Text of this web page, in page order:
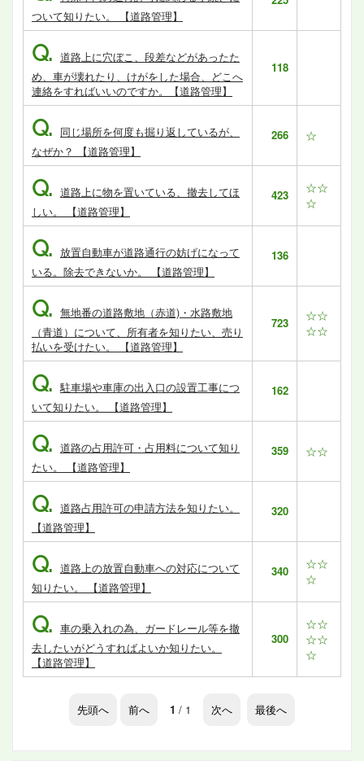
ついて知りたい。 【道路管理】
Q. 道路上に穴ぼこ、段差などがあったた
め、車が壊れたり、けがをした場合、どこへ
連絡をすればいいのですか。【道路管理】
118
Q. 同じ場所を何度も掘り返しているが、
なぜか？ 【道路管理】
266 ☆
Q. 道路上に物を置いている、撤去してほ
しい。 【道路管理】
423
☆☆
☆
Q. 放置自動車が道路通行の妨げになって
いる。除去できないか。 【道路管理】
136
Q. 無地番の道路敷地（赤道)・水路敷地
（青道）について、所有者を知りたい、売り
払いを受けたい。 【道路管理】
723
☆☆
☆☆
Q. 駐車場や車庫の出入口の設置工事につ
いて知りたい。 【道路管理】
162
Q. 道路の占用許可・占用料について知り
たい。 【道路管理】
359 ☆☆
Q. 道路占用許可の申請方法を知りたい。
【道路管理】
320
Q. 道路上の放置自動車への対応について
知りたい。 【道路管理】
340
☆☆
☆
Q. 車の乗入れの為、ガードレール等を撤
去したいがどうすればよいか知りたい。
【道路管理】
300
☆☆
☆☆
☆
先頭へ 前へ 1 / 1 次へ 最後へ